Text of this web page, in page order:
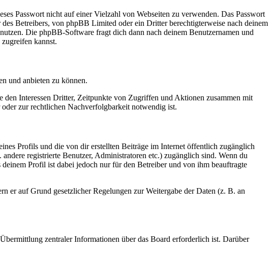
Passwort nicht auf einer Vielzahl von Webseiten zu verwenden. Das Passwort
Betreibers, von phpBB Limited oder ein Dritter berechtigterweise nach deinem
Die phpBB-Software fragt dich dann nach deinem Benutzernamen und
kannst.
und anbieten zu können.
den Interessen Dritter, Zeitpunkte von Zugriffen und Aktionen zusammen mit
zur rechtlichen Nachverfolgbarkeit notwendig ist.
Profils und die von dir erstellten Beiträge im Internet öffentlich zugänglich
registrierte Benutzer, Administratoren etc.) zugänglich sind. Wenn du
Profil ist dabei jedoch nur für den Betreiber und von ihm beauftragte
er auf Grund gesetzlicher Regelungen zur Weitergabe der Daten (z. B. an
zentraler Informationen über das Board erforderlich ist. Darüber